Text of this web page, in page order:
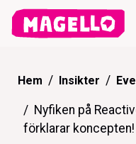
Hem Insikter
Nyfiken på
förklarar koncepten!